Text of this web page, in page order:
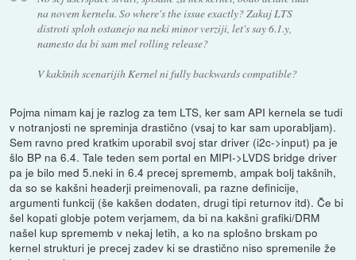
na novem kernelu. So where's the issue exactly? Zakaj LTS
distroti sploh ostanejo na neki minor verziji, let's say 6.1.y,
namesto da bi sam mel rolling release?
V kakšnih scenarijih Kernel ni fully backwards compatible?
Pojma nimam kaj je razlog za tem LTS, ker sam API kernela se tudi
v notranjosti ne spreminja drastično (vsaj to kar sam uporabljam).
Sem ravno pred kratkim uporabil svoj star driver (i2c->input) pa je
šlo BP na 6.4. Tale teden sem portal en MIPI->LVDS bridge driver
pa je bilo med 5.neki in 6.4 precej sprememb, ampak bolj takšnih,
da so se kakšni headerji preimenovali, pa razne definicije,
argumenti funkcij (še kakšen dodaten, drugi tipi returnov itd). Če bi
šel kopati globje potem verjamem, da bi na kakšni grafiki/DRM
našel kup sprememb v nekaj letih, a ko na splošno brskam po
kernel strukturi je precej zadev ki se drastično niso spremenile že